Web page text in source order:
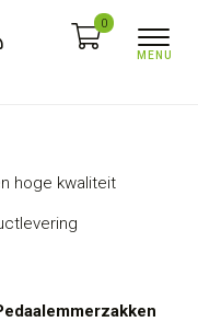
0
hoge kwaliteit